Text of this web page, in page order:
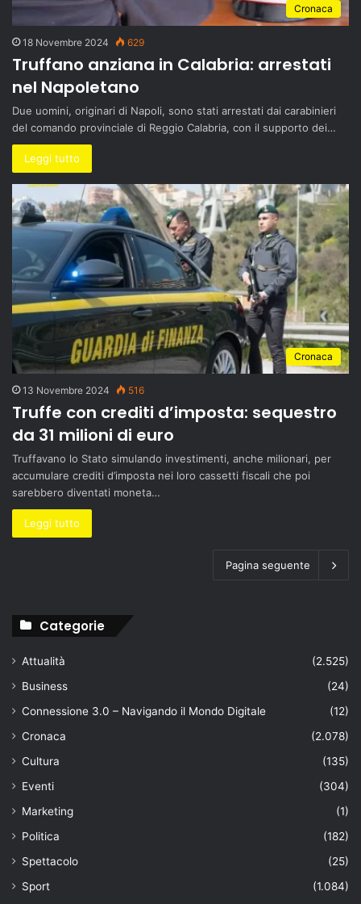
Cronaca
18 Novembre 2024 629
Truffano anziana in Calabria: arrestati
nel Napoletano
Due uomini, originari di Napoli, sono stati arrestati dai carabinieri
del comando provinciale di Reggio Calabria, con il supporto dei…
Leggi tutto
Cronaca
13 Novembre 2024 516
Truffe con crediti d’imposta: sequestro
da 31 milioni di euro
Truffavano lo Stato simulando investimenti, anche milionari, per
accumulare crediti d’imposta nei loro cassetti fiscali che poi
sarebbero diventati moneta…
Leggi tutto
Pagina seguente
Categorie
Attualità
(2.525)
Business
(24)
Connessione 3.0 – Navigando il Mondo Digitale
(12)
Cronaca
(2.078)
Cultura
(135)
Eventi
(304)
Marketing
(1)
Politica
(182)
Spettacolo
(25)
Sport
(1.084)